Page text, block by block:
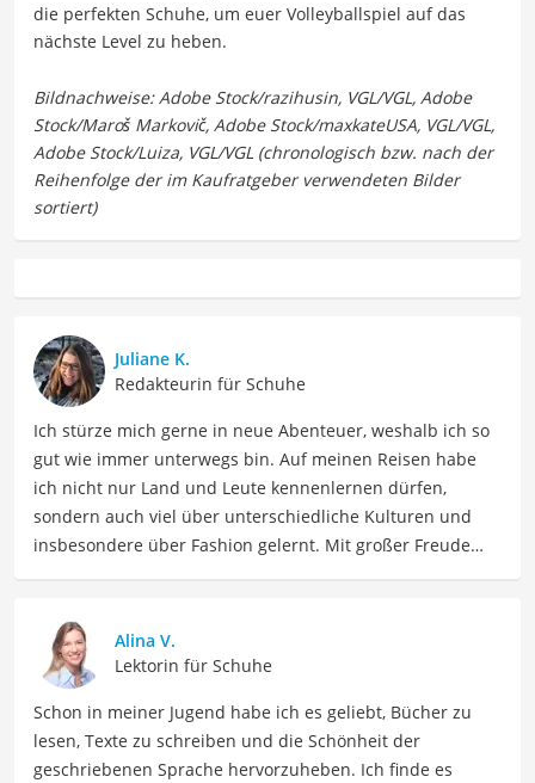
die perfekten Schuhe, um euer Volleyballspiel auf das
nächste Level zu heben.
Juliane K.
Redakteurin für Schuhe
Ich stürze mich gerne in neue Abenteuer, weshalb ich so
gut wie immer unterwegs bin. Auf meinen Reisen habe
ich nicht nur Land und Leute kennenlernen dürfen,
sondern auch viel über unterschiedliche Kulturen und
insbesondere über Fashion gelernt. Mit großer Freude
teilen. Meine Beiträge umfassen Modetrends,
Stylingtipps, Produktbewertungen und Modeinspirationen
für verschiedene Anlässe.
Alina V.
Lektorin für Schuhe
Schon in meiner Jugend habe ich es geliebt, Bücher zu
lesen, Texte zu schreiben und die Schönheit der
geschriebenen Sprache hervorzuheben. Ich finde es